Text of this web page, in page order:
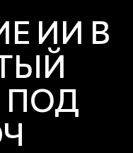
ИИ В
ПОД